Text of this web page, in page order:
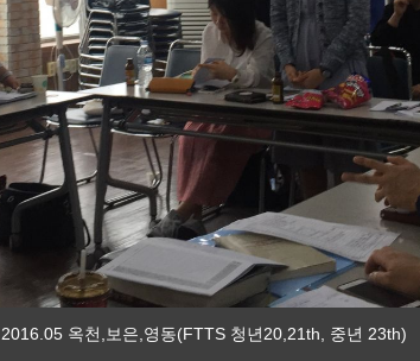
2016.05 옥천,보은,영동(FTTS 청년20,21th, 중년 23th)